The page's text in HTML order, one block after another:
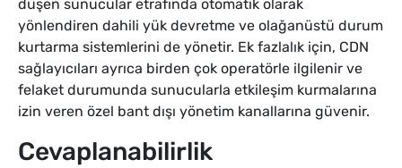
düşen sunucular etrafında otomatik olarak
yönlendiren dahili yük devretme ve olağanüstü durum
kurtarma sistemlerini de yönetir. Ek fazlalık için, CDN
sağlayıcıları ayrıca birden çok operatörle ilgilenir ve
felaket durumunda sunucularla etkileşim kurmalarına
izin veren özel bant dışı yönetim kanallarına güvenir.
Cevaplanabilirlik